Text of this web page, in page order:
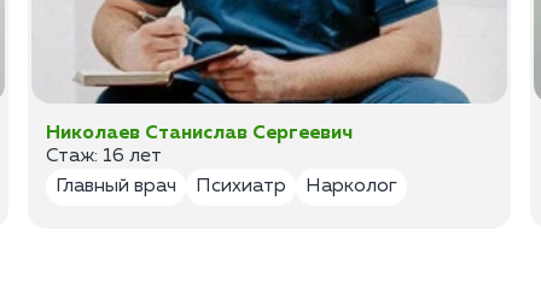
Николаев Станислав Сергеевич
Стаж: 16 лет
Главный врач
Психиатр Нарколог